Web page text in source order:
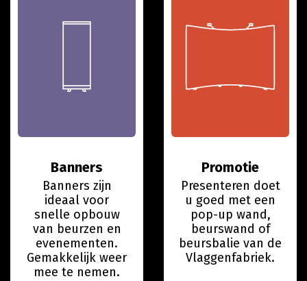
Banners
Banners zijn
ideaal voor
snelle opbouw
van beurzen en
evenementen.
Gemakkelijk weer
mee te nemen.
Promotie
Presenteren doet
u goed met een
pop-up wand,
beurswand of
beursbalie van de
Vlaggenfabriek.